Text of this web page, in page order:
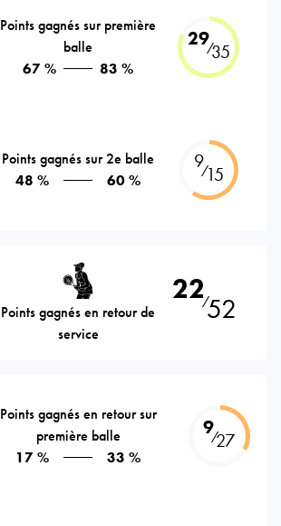
Points gagnés sur première
balle
67 %
83 %
29⁄35
Points gagnés sur 2e balle
48 %
60 %
9⁄15
Points gagnés en retour de
service
22⁄52
Points gagnés en retour sur
première balle
17 %
33 %
9⁄27